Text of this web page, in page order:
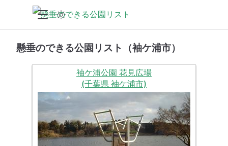
懸垂のできる公園リスト（袖ケ浦市）
袖ケ浦公園 花見広場
(千葉県 袖ケ浦市)